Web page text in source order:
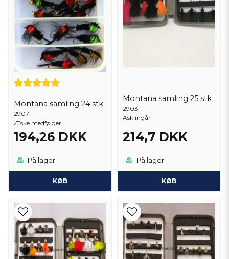
Montana samling 24 stk
2907
Æske medfølger
194,26 DKK
På lager
KØB
Montana samling 25 stk
2903
Ask ingår
214,7 DKK
På lager
KØB